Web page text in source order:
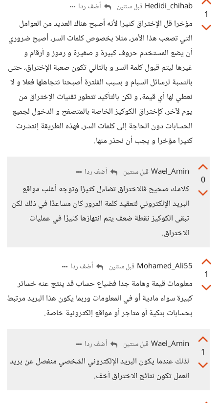
1
Hedidi_chihab قبل سنتين أضف ردا
مؤخرا قل الإختراق كثيرا لأنه أصبح هناك العديد من العوامل
التي تصعب هذا الأمر، مثلا بخصوص كلمات السر، أصبح ضروري
أن يضع المستخدم حروف كبيرة و صغيرة و رموز و أرقام و
غيرها ليتم قبول كلمة السر و بالتالي تكون صعبة الإختراق، حتى
بالنسبة لرسائل السبام و بسبب الفلترة أصبحنا نتجاهلها فعلا و لا
نعطي لها أي قيمة، و لكن بالتأكيد تتطور تقنيات الإختراق من
يوم لآخر، كإختراق الكوكيز الخاصة بالمتصفح و الدخول لجميع
الحسابات دون الحاجة إلى كلمات السر، فهذه الطريقة إنتشرت
كثيرا مؤخرا و يجب أن نحذر منها.
0
Wael_Amin قبل سنتين أضف ردا
كلامك صحيح فالاختراق تضاءل كثيرًا وتوجه أغلب مواقع
البريد الإلكتروني لتعقيد كلمة المرور كان مساعدًا في ذلك لكن
تبقى الكوكيز نقطة ضعف يتم انتهازها كثيرًا في عمليات
الاختراق.
1
Mohamed_Ali55 قبل سنتين أضف ردا
معلومات قيمة وهامة جدا فضياع حساب قد ينتج عنه خسائر
كبيرة سواء مادية أو في المعلومات وربما يكون هذا البريد مرتبط
بحسابات بنكية أو متاجر أو مواقع إلكترونية خاصة.
1
Wael_Amin قبل سنتين أضف ردا
لذلك عندما يكون البريد الإلكتروني الشخصي منفصل عن بريد
العمل تكون نتائج الاختراق أخف.